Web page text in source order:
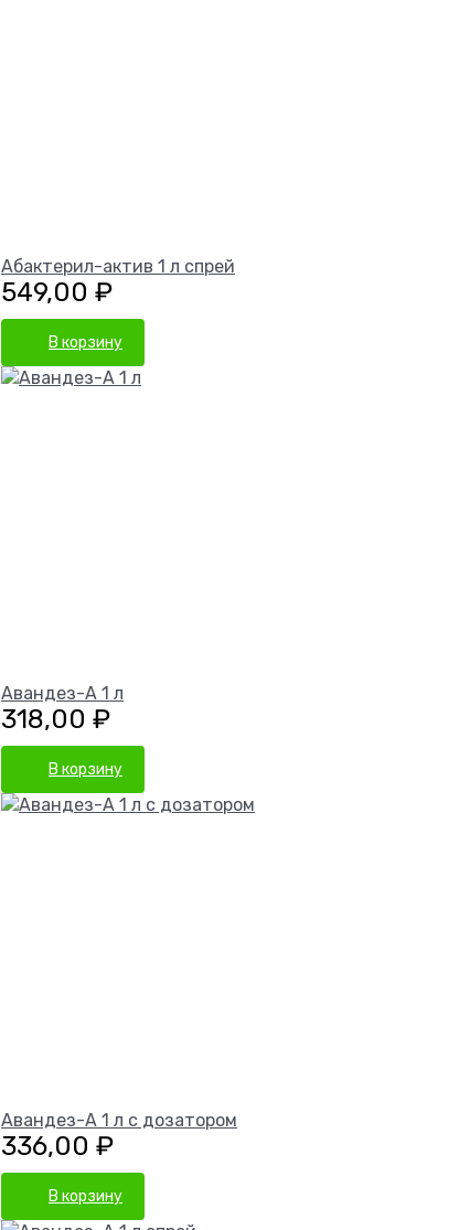
Абактерил-актив 1 л спрей
549,00 ₽
В корзину
Авандез-А 1 л
318,00 ₽
В корзину
Авандез-А 1 л с дозатором
336,00 ₽
В корзину